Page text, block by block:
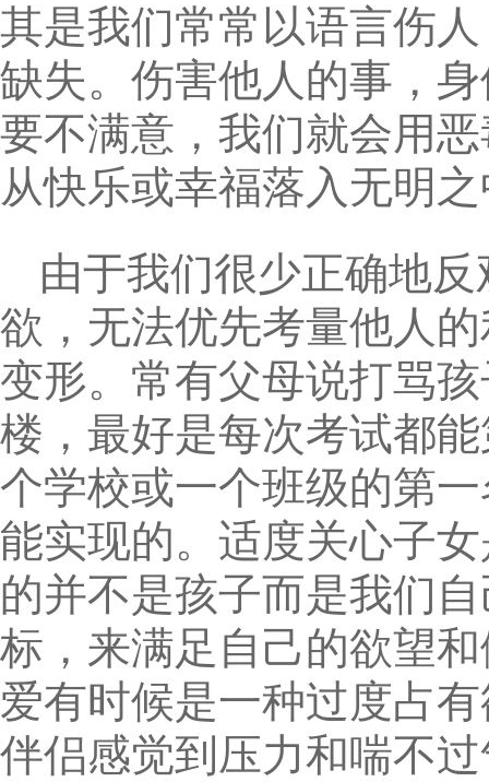
其是我们常常以语言伤
缺失。伤害他人的事，
要不满意，我们就会用
从快乐或幸福落入无明
由于我们很少正确地
欲，无法优先考量他人
变形。常有父母说打骂
楼，最好是每次考试都
个学校或一个班级的第
能实现的。适度关心子
的并不是孩子而是我们
标，来满足自己的欲望
爱有时候是一种过度占
伴侣感觉到压力和喘不